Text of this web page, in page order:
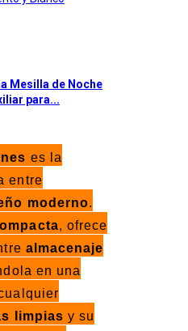
Mesilla de Noche
para...
es la
entre
moderno.
, ofrece
almacenaje
en una
limpias y su